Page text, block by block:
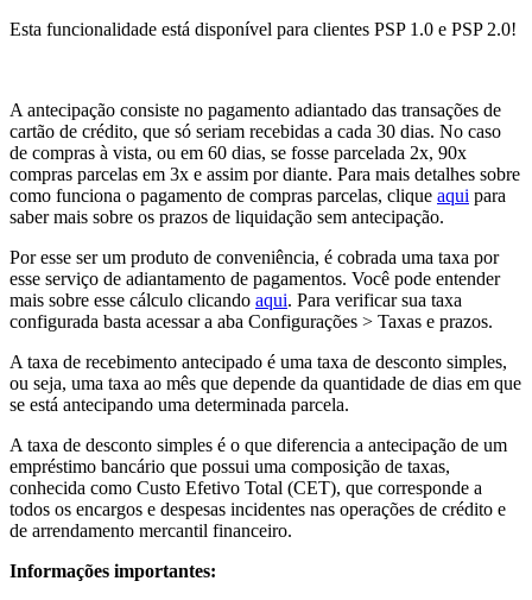
Esta funcionalidade está disponível para clientes PSP 1.0 e PSP 2.0!
A antecipação consiste no pagamento adiantado das transações de
cartão de crédito, que só seriam recebidas a cada 30 dias. No caso
de compras à vista, ou em 60 dias, se fosse parcelada 2x, 90x
compras parcelas em 3x e assim por diante. Para mais detalhes sobre
como funciona o pagamento de compras parcelas, clique aqui para
saber mais sobre os prazos de liquidação sem antecipação.
Por esse ser um produto de conveniência, é cobrada uma taxa por
esse serviço de adiantamento de pagamentos. Você pode entender
mais sobre esse cálculo clicando aqui. Para verificar sua taxa
configurada basta acessar a aba Configurações > Taxas e prazos.
A taxa de recebimento antecipado é uma taxa de desconto simples,
ou seja, uma taxa ao mês que depende da quantidade de dias em que
se está antecipando uma determinada parcela.
A taxa de desconto simples é o que diferencia a antecipação de um
empréstimo bancário que possui uma composição de taxas,
conhecida como Custo Efetivo Total (CET), que corresponde a
todos os encargos e despesas incidentes nas operações de crédito e
de arrendamento mercantil financeiro.
Informações importantes: